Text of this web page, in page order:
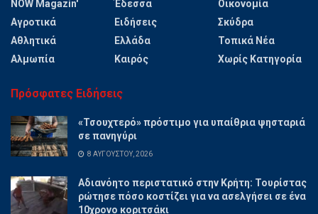
NOW Magazin'
Αγροτικά
Αθλητικά
Αλμωπία
Έδεσσα
Ειδήσεις
Ελλάδα
Καιρός
Οικονομία
Σκύδρα
Τοπικά Νέα
Χωρίς Κατηγορία
Πρόσφατες Ειδήσεις
«Τσουχτερό» πρόστιμο για υπαίθρια ψησταριά
σε πανηγύρι
8 ΑΥΓΟΎΣΤΟΥ, 2026
Αδιανόητο περιστατικό στην Κρήτη: Τουρίστας
ρώτησε πόσο κοστίζει για να ασελγήσει σε ένα
10χρονο κοριτσάκι